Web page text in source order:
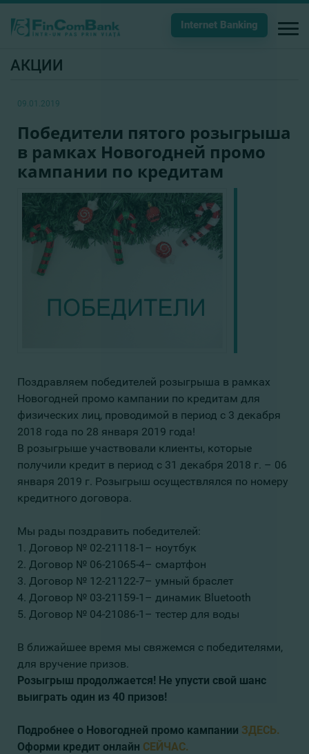
Internet Banking
АКЦИИ
09.01.2019
Победители пятого розыгрыша
в рамках Новогодней промо
кампании по кредитам
Поздравляем победителей розыгрыша в рамках
Новогодней промо кампании по кредитам для
физических лиц, проводимой в период с 3 декабря
2018 года по 28 января 2019 года!
В розыгрыше участвовали клиенты, которые
получили кредит в период с 31 декабря 2018 г. – 06
января 2019 г. Розыгрыш осуществлялся по номеру
кредитного договора.
Мы рады поздравить победителей:
1. Договор № 02-21118-1– ноутбук
2. Договор № 06-21065-4– смартфон
3. Договор № 12-21122-7– умный браслет
4. Договор № 03-21159-1– динамик Bluetooth
5. Договор № 04-21086-1– тестер для воды
В ближайшее время мы свяжемся с победителями,
для вручение призов.
Розыгрыш продолжается! Не упусти свой шанс
выиграть один из 40 призов!
Подробнее о Новогодней промо кампании ЗДЕСЬ.
Оформи кредит онлайн СЕЙЧАС.